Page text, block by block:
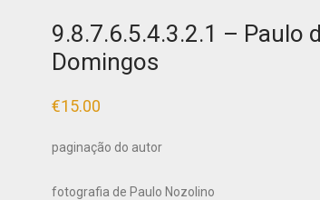
9.8.7.6.5.4.3.2.1 – Paulo
Domingos
€15.00
paginação do autor
fotografia de Paulo Nozolino